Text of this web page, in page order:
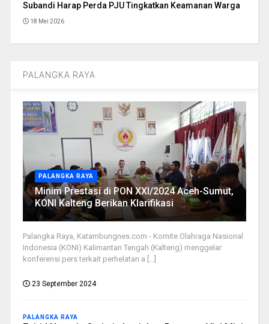
Subandi Harap Perda PJU Tingkatkan Keamanan Warga
18 Mei 2026
PALANGKA RAYA
PALANGKA RAYA
Minim Prestasi di PON XXI/2024 Aceh-Sumut,
KONI Kalteng Berikan Klarifikasi
Palangka Raya, Katambungnes.com - Komite Olahraga Nasional
Indonesia (KONI) Kalimantan Tengah (Kalteng) menggelar
konferensi pers terkait perhelatan a [...]
23 September 2024
PALANGKA RAYA